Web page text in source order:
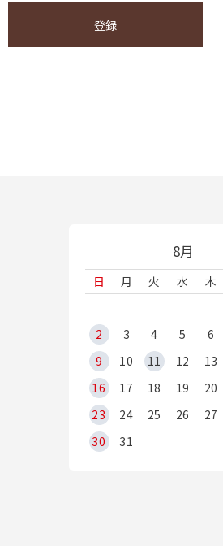
登録
8月
日 月 火 水 木
2
3 4 5 6
9
10 11 12 13
16
17 18 19 20
23
24 25 26 27
30
31